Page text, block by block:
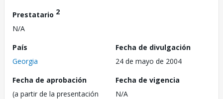
Prestatario 2
N/A
País
Georgia
Fecha de divulgación
24 de mayo de 2004
Fecha de aprobación
(a partir de la presentación
Fecha de vigencia
N/A